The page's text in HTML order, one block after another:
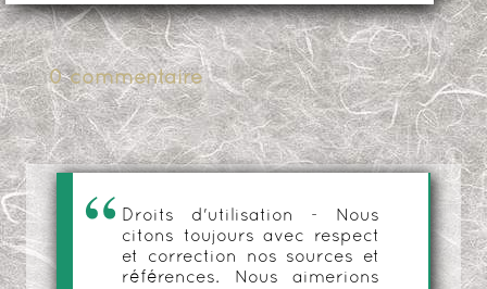
0 commentaire
Droits d'utilisation - Nous
citons toujours avec respect
et correction nos sources et
références. Nous aimerions